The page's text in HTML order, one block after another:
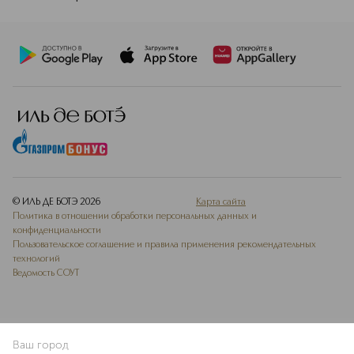
© ИЛЬ ДЕ БОТЭ 2026
Карта сайта
Политика в отношении обработки персональных данных и
конфиденциальности
Пользовательское соглашение и правила применения рекомендательных
технологий
Ведомость СОУТ
Ваш город